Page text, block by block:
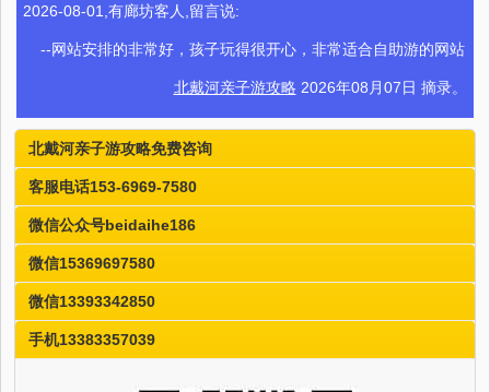
2026-08-01,有廊坊客人,留言说:
--网站安排的非常好，孩子玩得很开心，非常适合自助游的网站
北戴河亲子游攻略 2026年08月07日 摘录。
北戴河亲子游攻略免费咨询
客服电话153-6969-7580
微信公众号beidaihe186
微信15369697580
微信13393342850
手机13383357039